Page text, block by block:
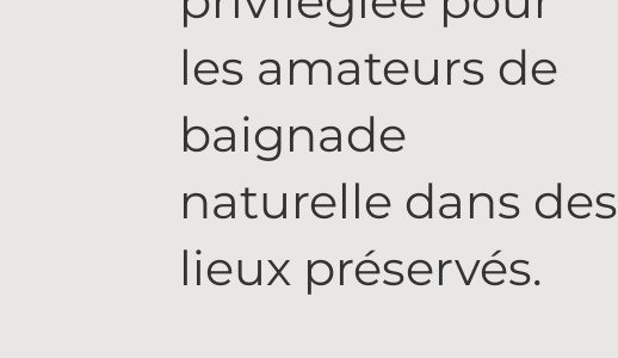
les amateurs de
baignade
naturelle dans des
lieux préservés.